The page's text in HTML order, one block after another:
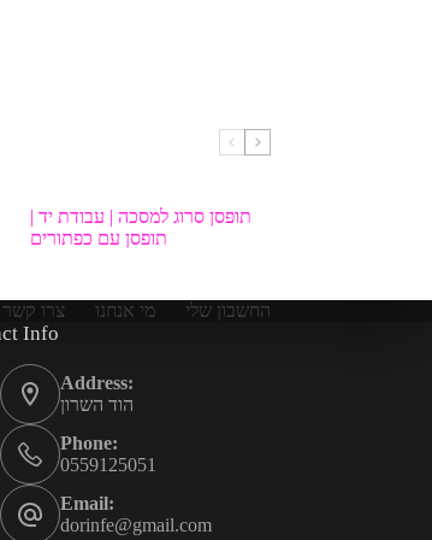
תופסן סרוג למסכה | עבודת יד |
תופסן עם כפתורים
צרו קשר מי אנחנו
החשבון שלי
Info
Address:
הוד השרון
Phone:
0559125051
Email:
dorinfe@gmail.com